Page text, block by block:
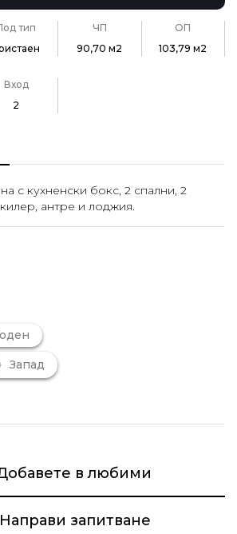
тип
ЧП
90,70 м2
ОП
103,79 м2
Вход
2
с кухненски бокс, 2 спални, 2
антре и лоджия.
Запад
в любими
Направи запитване